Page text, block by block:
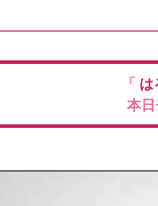
「 は
本